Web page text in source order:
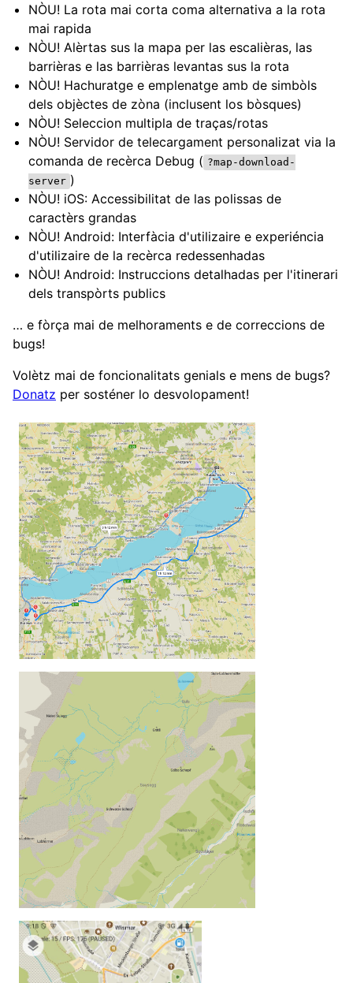
NÒU! La rota mai corta coma alternativa a la rota
mai rapida
NÒU! Alèrtas sus la mapa per las escalièras, las
barrièras e las barrièras levantas sus la rota
NÒU! Hachuratge e emplenatge amb de simbòls
dels objèctes de zòna (inclusent los bòsques)
NÒU! Seleccion multipla de traças/rotas
NÒU! Servidor de telecargament personalizat via la
comanda de recèrca Debug ( ?map-download-
server )
NÒU! iOS: Accessibilitat de las polissas de
caractèrs grandas
NÒU! Android: Interfàcia d'utilizaire e experiéncia
d'utilizaire de la recèrca redessenhadas
NÒU! Android: Instruccions detalhadas per l'itinerari
dels transpòrts publics
… e fòrça mai de melhoraments e de correccions de
bugs!
Volètz mai de foncionalitats genials e mens de bugs?
Donatz per sosténer lo desvolopament!